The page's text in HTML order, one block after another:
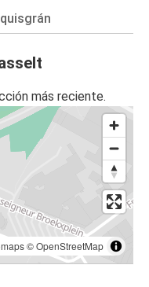
más reciente.
©OpenStreetMap